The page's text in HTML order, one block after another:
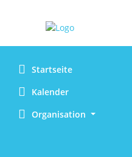
Startseite
Kalender
Organisation